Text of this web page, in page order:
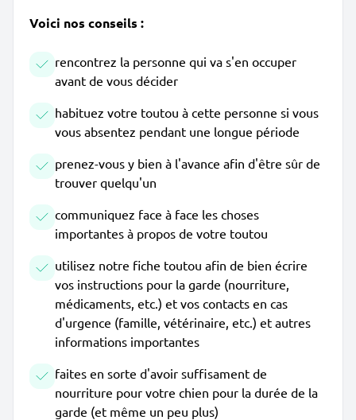
Voici nos conseils :
rencontrez la personne qui va s'en occuper
avant de vous décider
habituez votre toutou à cette personne si vous
vous absentez pendant une longue période
prenez-vous y bien à l'avance afin d'être sûr de
trouver quelqu'un
communiquez face à face les choses
importantes à propos de votre toutou
utilisez notre fiche toutou afin de bien écrire
vos instructions pour la garde (nourriture,
médicaments, etc.) et vos contacts en cas
d'urgence (famille, vétérinaire, etc.) et autres
informations importantes
faites en sorte d'avoir suffisament de
nourriture pour votre chien pour la durée de la
garde (et même un peu plus)